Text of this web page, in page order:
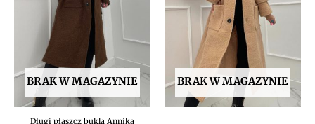
BRAK W MAGAZYNIE
Długi płaszcz bukla Annika
BRAK W MAGAZYNIE